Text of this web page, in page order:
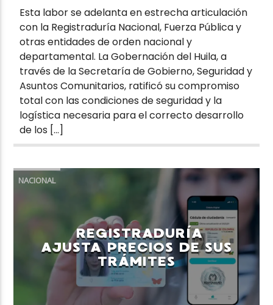
Esta labor se adelanta en estrecha articulación
con la Registraduría Nacional, Fuerza Pública y
otras entidades de orden nacional y
departamental. La Gobernación del Huila, a
través de la Secretaría de Gobierno, Seguridad y
Asuntos Comunitarios, ratificó su compromiso
total con las condiciones de seguridad y la
logística necesaria para el correcto desarrollo
de los […]
NACIONAL
REGISTRADURÍA
AJUSTA PRECIOS DE SUS
TRÁMITES